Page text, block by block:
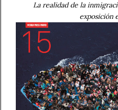
La realidad de la
exposición